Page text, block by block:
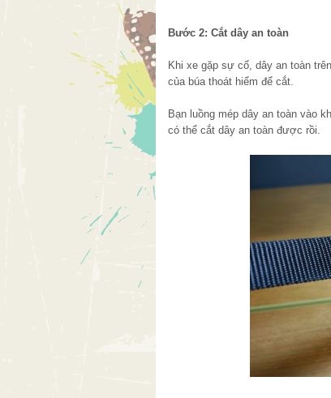
Bước 2: Cắt dây an toàn
Khi xe gặp sự cố, dây an toàn
của búa thoát hiểm để cắt.
Bạn luồng mép dây an toàn vào
có thể cắt dây an toàn được rồi.